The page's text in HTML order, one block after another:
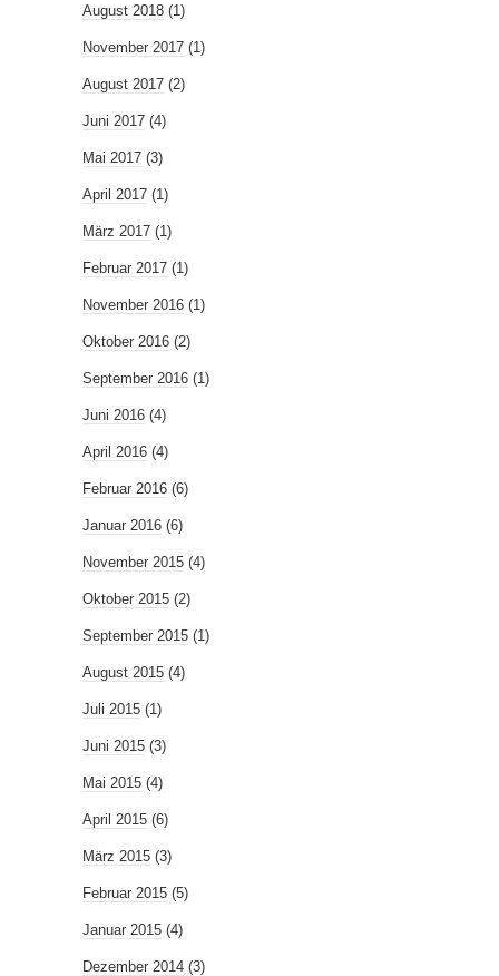
August 2018 (1)
November 2017 (1)
August 2017 (2)
Juni 2017 (4)
Mai 2017 (3)
April 2017 (1)
März 2017 (1)
Februar 2017 (1)
November 2016 (1)
Oktober 2016 (2)
September 2016 (1)
Juni 2016 (4)
April 2016 (4)
Februar 2016 (6)
Januar 2016 (6)
November 2015 (4)
Oktober 2015 (2)
September 2015 (1)
August 2015 (4)
Juli 2015 (1)
Juni 2015 (3)
Mai 2015 (4)
April 2015 (6)
März 2015 (3)
Februar 2015 (5)
Januar 2015 (4)
Dezember 2014 (3)